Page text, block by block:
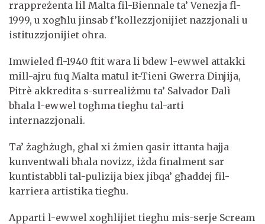
rrappreżenta lil Malta fil-Biennale ta’ Venezja fl-
1999, u xogħlu jinsab f’kollezzjonijiet nazzjonali u
istituzzjonijiet oħra.
Imwieled fl-1940 ftit wara li bdew l-ewwel attakki
mill-ajru fuq Malta matul it-Tieni Gwerra Dinjija,
Pitrè akkredita s-surrealiżmu ta’ Salvador Dalì
bħala l-ewwel togħma tiegħu tal-arti
internazzjonali.
Ta’ żagħżugħ, għal xi żmien qasir ittanta ħajja
kunventwali bħala novizz, iżda finalment sar
kuntistabbli tal-pulizija biex jibqa’ għaddej fil-
karriera artistika tiegħu.
Apparti l-ewwel xogħlijiet tiegħu mis-serje Scream